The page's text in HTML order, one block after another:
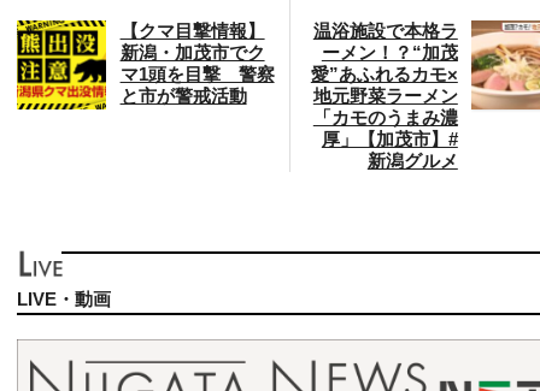
【クマ目撃情報】
新潟・加茂市でク
マ1頭を目撃 警察
と市が警戒活動
温浴施設で本格ラ
ーメン！？“加茂
愛”あふれるカモ×
地元野菜ラーメン
「カモのうまみ濃
厚」【加茂市】#
新潟グルメ
LIVE・動画